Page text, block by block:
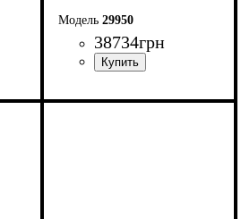
29950
38734грн
Ширина: 360 см